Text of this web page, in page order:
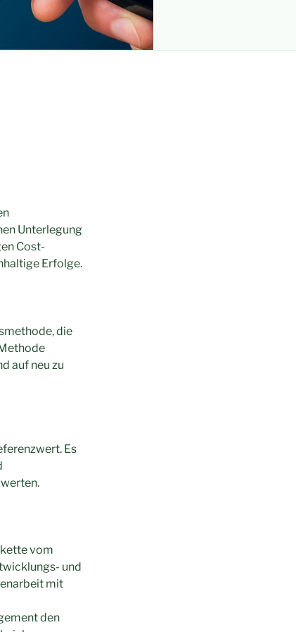
Unterlegung
Cost-
Erfolge.
die
auf neu zu
Es
vom
und
mit
den